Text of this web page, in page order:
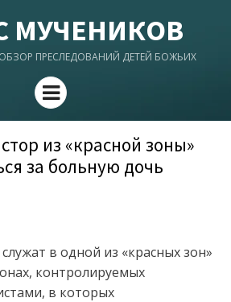
МУЧЕНИКОВ
ПРЕСЛЕДОВАНИЙ ДЕТЕЙ БОЖЬИХ
Menu
из «красной зоны»
за больную дочь
в одной из «красных зон»
ах, контролируемых
в которых